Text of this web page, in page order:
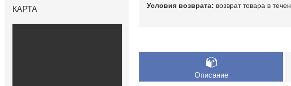
возврат товара в
Описание
КАРТА